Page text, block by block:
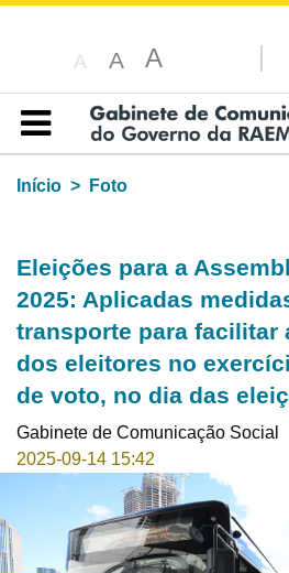
A A A
Índice
Início
Foto
Eleições para a
2025: Aplicadas
transporte para facilitar
dos eleitores no
de voto, no dia das
Gabinete de Comunicação Social
2025-09-14 15:42